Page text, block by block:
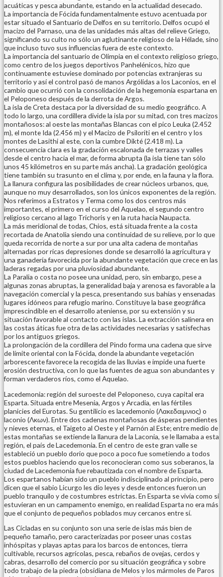
acuáticas y pesca abundante, estando en la actualidad desecado.
La importancia de Fócida fundamentalmente estuvo acentuada por
estar situado el Santuario de Delfos en su territorio. Delfos ocupó el
macizo del Parnaso, una de las unidades más altas del relieve Griego,
significando su culto no sólo un aglutinante religioso de la Hélade, sino
que incluso tuvo sus influencias fuera de este contexto.
La importancia del santuario de Olimpia en el contexto religioso griego,
como centro de los juegos deportivos Panhelénicos, hizo que
continuamente estuviese dominado por potencias extranjeras su
territorio y así el control pasó de manos Argólidas a los Laconios, en el
cambio que ocurrió con la consolidación de la hegemonía espartana en
el Peloponeso después de la derrota de Argos.
La isla de Creta destaca por la diversidad de su medio geográfico. A
todo lo largo, una cordillera divide la isla por su mitad, con tres macizos
montañosos: al oeste las montañas Blancas con el pico Leuka (2.452
m), el monte Ida (2.456 m) y el Macizo de Psiloriti en el centro y los
montes de Lasithi al este, con la cumbre Dikté (2.418 m). La
consecuencia clara es la gradación escalonada de terrazas y valles
desde el centro hacia el mar, de forma abrupta (la isla tiene tan sólo
unos 45 kilómetros en su parte más ancha). La gradación geológica
tiene también su trasunto en el clima y, por ende, en la fauna y la flora.
La llanura configura las posibilidades de crear núcleos urbanos, que,
aunque no muy desarrollados, son los únicos exponentes de la región.
Nos referimos a Estratos y Terma como los dos centros más
importantes, el primero en el curso del Aquelao, el segundo centro
religioso cercano al lago Trichoris y en la ruta hacia Naupacta.
La más meridional de todas, Chios, está situada frente a la costa
recortada de Anatolia siendo una continuidad de su relieve, por lo que
queda recorrida de norte a sur por una alta cadena de montañas
alternadas por ricas depresiones donde se desarrolló la agricultura y
una ganadería favorecida por la abundante vegetación que crece en las
laderas regadas por una pluviosidad abundante.
La Paralia o costa no posee una unidad, pero, sin embargo, pese a
algunas zonas abruptas, la generalidad baja y arenosa es favorable a la
navegación comercial y la pesca, presentando sus bahías y ensenadas
lugares idóneos para refugio marino. Constituye la base geográfica
imprescindible en el desarrollo ateniense, por su extensión y su
situación favorable al contacto con las islas. La extracción salinera en
las costas áticas fue otra de las actividades necesarias y satisfechas
por los antiguos griegos.
La prolongación de la cordillera del Pindo forma una cadena que sirve
de límite oriental con la Fócida, donde la abundante vegetación
arborescente favorece la recogida de las lluvias e impide una fuerte
erosión destructiva, con lo que las fuentes de agua son abundantes y
forman verdaderos ríos, como el Aquelao.
Lacedemonia: región del suroeste del Peloponeso, cuya capital era
Esparta. Situada entre Mesenia, Argos y Arcadia, en las fértiles
planicies del Eurotas. Su gentilicio es lacedemonio (Λακεδαιμνιος) o
laconio (Λκων). Entre dos cadenas montañosas de ásperas pendientes
y nieves eternas, el Taigeto al Oeste y el Parnón al Este; entre medio de
estas montañas se extiende la llanura de la Laconia, se le llamaba a esta
región, el país de Lacedemonia. En el centro de este gran valle se
estableció un pueblo dorio que poco a poco fue sometiendo a todos
estos pueblos haciendo que los reconocieran como sus soberanos, la
ciudad de Lacedemonia fue rebautizada con el nombre de Esparta.
Los espartanos habían sido un pueblo indisciplinado al principio, pero
dicen que el sabio Licurgo les dio leyes y desde entonces fueron un
pueblo tranquilo y de costumbres estrictas. En Esparta se vivía como si
estuvieran en un campamento enemigo, en realidad Esparta no era más
que el conjunto de pequeños poblados muy cercanos entre sí.
Las Cícladas en su conjunto son una serie de islas más bien de
pequeño tamaño, pero caracterizadas por poseer unas costas
inhóspitas y playas aptas para los barcos de entonces, tierra
cultivable, recursos agrícolas, pesca, rebaños de ovejas, cerdos y
cabras, desarrollo del comercio por su situación geográfica y sobre
todo trabajo de la piedra (obsidiana de Melos y los mármoles de Paros